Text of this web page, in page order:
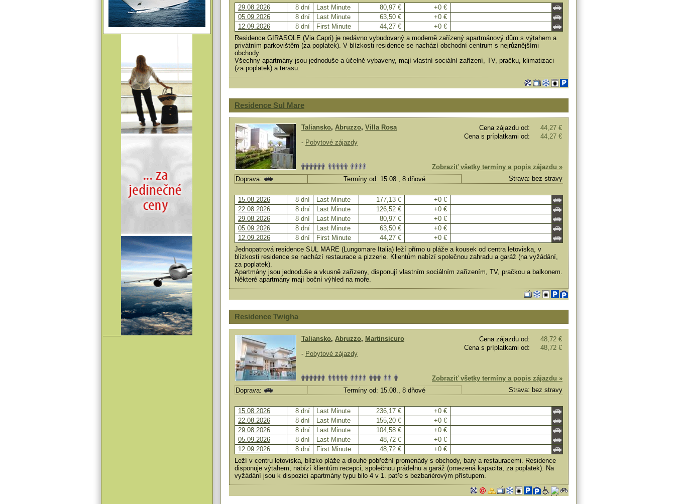
29.08.2026 8 dní Last Minute 80,97 €
+0 €
05.09.2026
8 dní Last Minute 63,50 €
+0 €
12.09.2026
8 dní First Minute 44,27 €
+0 €
Residence GIRASOLE (Via Capri) je nedávno vybudovaný a moderně zařízený apartmánový dům s výtahem a
privátním parkovištěm (za poplatek). V blízkosti residence se nachází obchodní centrum s nejrůznějšími
obchody.
Všechny apartmány jsou jednoduše a účelně vybaveny, mají vlastní sociální zařízení, TV, pračku, klimatizaci
(za poplatek) a terasu.
Residence Sul Mare
Cena zájazdu od:
44,27 €
Cena s príplatkami od:
44,27 €
Taliansko, Abruzzo, Villa Rosa
- Pobytové zájazdy
Zobraziť všetky termíny a popis zájazdu »
Doprava:
Termíny od: 15.08., 8 dňové Strava: bez stravy
15.08.2026 8 dní Last Minute 177,13 €
+0 €
22.08.2026
8 dní Last Minute 126,52 €
+0 €
29.08.2026
8 dní Last Minute 80,97 €
+0 €
05.09.2026
8 dní Last Minute 63,50 €
+0 €
12.09.2026
8 dní First Minute 44,27 €
+0 €
Jednopatrová residence SUL MARE (Lungomare Italia) leží přímo u pláže a kousek od centra letoviska, v
blízkosti residence se nachází restaurace a pizzerie. Klientům nabízí společnou zahradu a garáž (na vyžádání,
za poplatek).
Apartmány jsou jednoduše a vkusně zařízeny, disponují vlastním sociálním zařízením, TV, pračkou a balkonem.
Některé apartmány mají boční výhled na moře.
Residence Twigha
Cena zájazdu od:
48,72 €
Cena s príplatkami od:
48,72 €
Taliansko, Abruzzo, Martinsicuro
- Pobytové zájazdy
Zobraziť všetky termíny a popis zájazdu »
Doprava:
Termíny od: 15.08., 8 dňové Strava: bez stravy
15.08.2026 8 dní Last Minute 236,17 €
+0 €
22.08.2026
8 dní Last Minute 155,20 €
+0 €
29.08.2026
8 dní Last Minute 104,58 €
+0 €
05.09.2026
8 dní Last Minute 48,72 €
+0 €
12.09.2026
8 dní First Minute 48,72 €
+0 €
Leží v centru letoviska, blízko pláže a dlouhé pobřežní promenády s obchody, bary a restauracemi. Residence
disponuje výtahem, nabízí klientům recepci, společnou prádelnu a garáž (omezená kapacita, za poplatek). Na
vyžádání jsou k dispozici apartmány typu bilo 4 v 1. patře s bezbariérovým přístupem.